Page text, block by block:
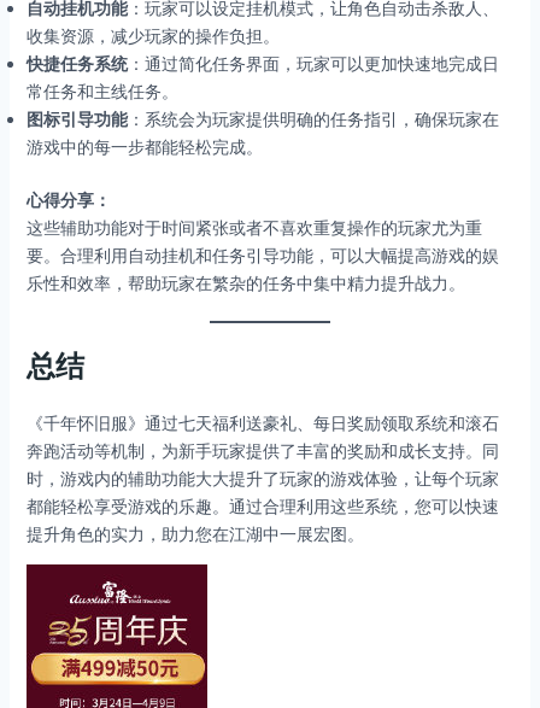
自动挂机功能：玩家可以设定挂机模式，让角色自动击杀敌人、
收集资源，减少玩家的操作负担。
快捷任务系统：通过简化任务界面，玩家可以更加快速地完成日
常任务和主线任务。
图标引导功能：系统会为玩家提供明确的任务指引，确保玩家在
游戏中的每一步都能轻松完成。
心得分享：
这些辅助功能对于时间紧张或者不喜欢重复操作的玩家尤为重
要。合理利用自动挂机和任务引导功能，可以大幅提高游戏的娱
乐性和效率，帮助玩家在繁杂的任务中集中精力提升战力。
总结
《千年怀旧服》通过七天福利送豪礼、每日奖励领取系统和滚石
奔跑活动等机制，为新手玩家提供了丰富的奖励和成长支持。同
时，游戏内的辅助功能大大提升了玩家的游戏体验，让每个玩家
都能轻松享受游戏的乐趣。通过合理利用这些系统，您可以快速
提升角色的实力，助力您在江湖中一展宏图。